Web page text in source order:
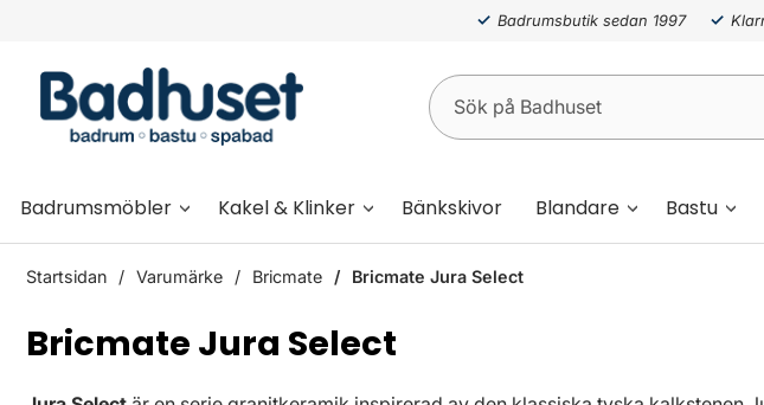
Badrumsbutik sedan 1997
Badrumsmöbler Kakel & Klinker Bänkskivor Blandare Bastu
Startsidan Varumärke Bricmate Bricmate Jura Select
Bricmate Jura Select